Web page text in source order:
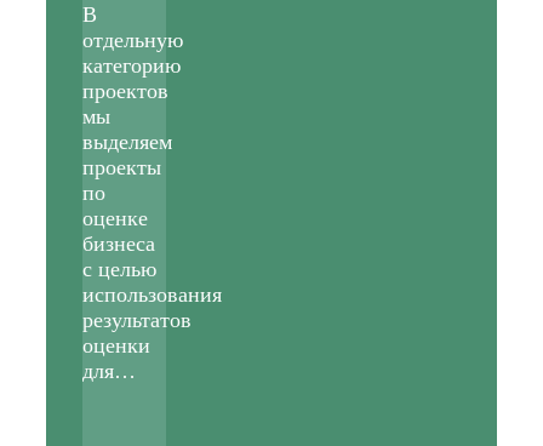
В
отдельную
категорию
проектов
мы
выделяем
проекты
по
оценке
бизнеса
с целью
использования
результатов
оценки
для…